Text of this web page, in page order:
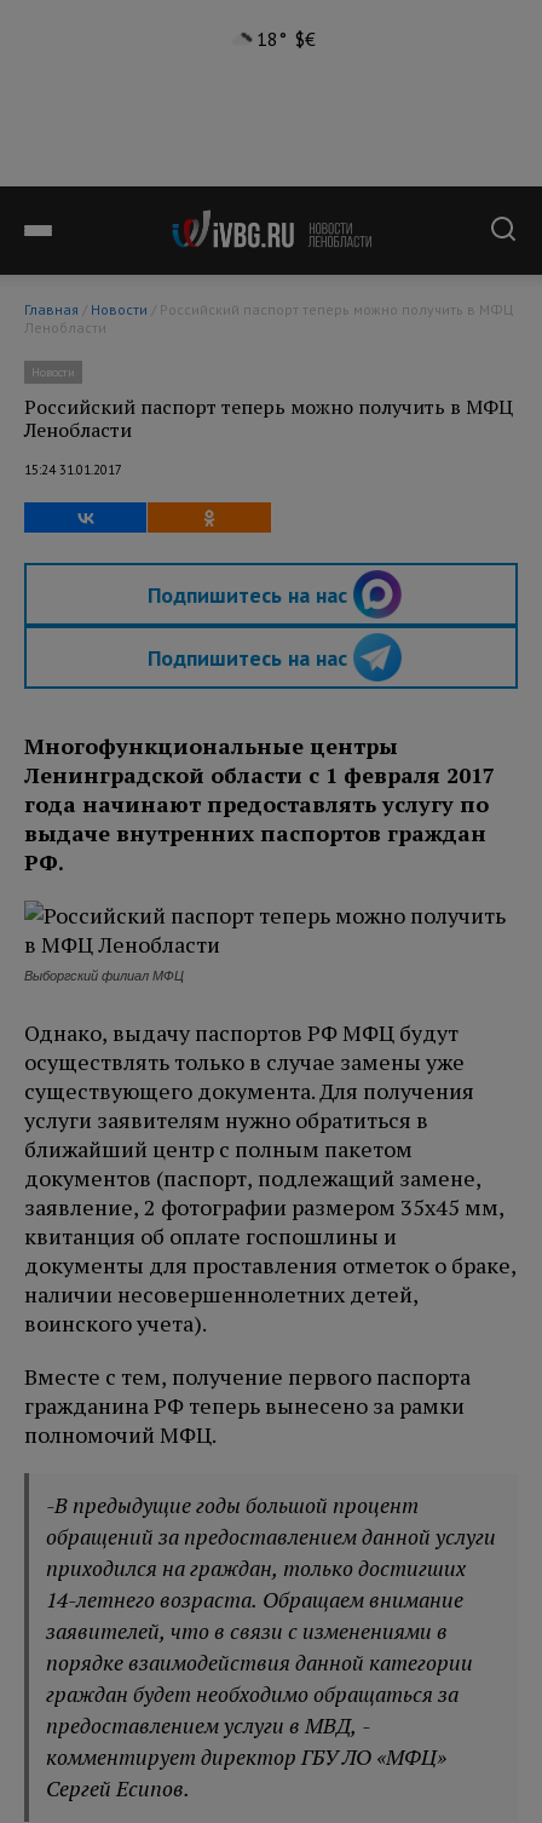
18° $€
Главная / Новости
Ленобласти
Новости
Российский паспорт теперь можно получить в МФЦ
Ленобласти
15:24 31.01.2017
Подпишитесь на нас
Подпишитесь на нас
Многофункциональные центры
Ленинградской области с 1 февраля 2017
года начинают предоставлять услугу по
выдаче внутренних паспортов граждан
РФ.
Выборгский филиал МФЦ
Однако, выдачу паспортов РФ МФЦ будут
осуществлять только в случае замены уже
существующего документа. Для получения
услуги заявителям нужно обратиться в
ближайший центр с полным пакетом
документов (паспорт, подлежащий замене,
заявление, 2 фотографии размером 35x45 мм,
квитанция об оплате госпошлины и
документы для проставления отметок о браке,
наличии несовершеннолетних детей,
воинского учета).
Вместе с тем, получение первого паспорта
гражданина РФ теперь вынесено за рамки
полномочий МФЦ.
-В предыдущие годы большой процент
обращений за предоставлением данной услуги
приходился на граждан, только достигших
14-летнего возраста. Обращаем внимание
заявителей, что в связи с изменениями в
порядке взаимодействия данной категории
граждан будет необходимо обращаться за
предоставлением услуги в МВД, -
комментирует директор ГБУ ЛО «МФЦ»
Сергей Есипов.